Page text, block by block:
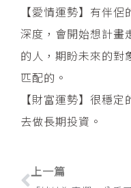
【愛情運勢】有伴
深度，會開始想計畫
的人，期盼未來的對
匹配的。
【財富運勢】很穩
去做長期投資。
上一頁
上一篇